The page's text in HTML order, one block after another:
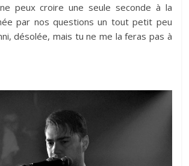
peux croire une seule seconde à la
par nos questions un tout petit peu
désolée, mais tu ne me la feras pas à